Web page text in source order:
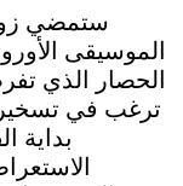
ستمضي
الموسيقى
الحصار الذي
ترغب في
بداية